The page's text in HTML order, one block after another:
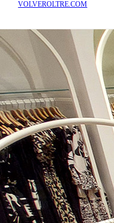
VOLVEROLTRE.COM